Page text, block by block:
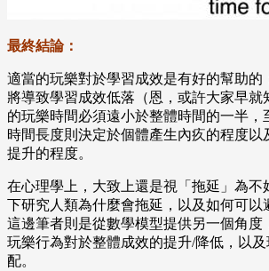
最終結論：
適當的玩樂對於學習成效是有好的幫助的
將導致學習成效低落（恩，或許大家早就
的玩樂時間必須遠小於整體時間的一半，
時間長度則決定於個體產生內疚的程度以
提升的程度。
在心理學上，大致上還是視「拖延」為不
下研究人類為什麼會拖延，以及如何可以
這邊筆者則是從數學模型提供另一個角度
玩樂行為對於整體成效的提升/降低，以
配。